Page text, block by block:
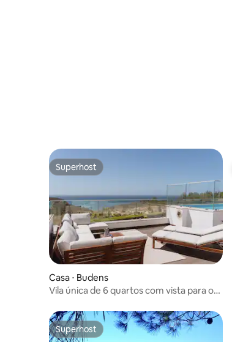
Superhost
Superhost
Casa ⋅ Budens
Vila única de 6 quartos com vista para o
Superhost
Superhost